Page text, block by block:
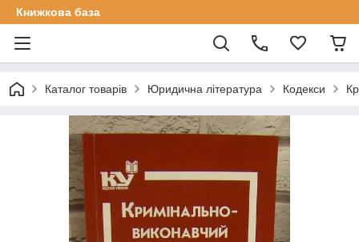
Книжкова база
Каталог товарів Юридична література Кодекси